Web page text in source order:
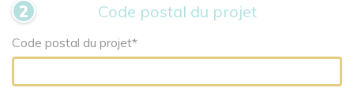
Code postal du projet
Code postal du projet*